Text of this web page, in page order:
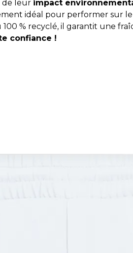
de leur impact
idéal pour performer sur
100 % recyclé, il garantit une
confiance !